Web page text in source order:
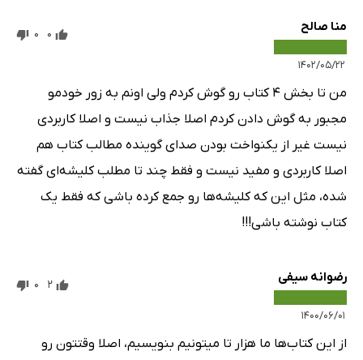
منا صالح
۱۴۰۲/۰۵/۲۲
0
0
من تا بخش ۴ کتاب رو گوش کردم ولی اونم به زور خودمو
مجبور به گوش دادن کردم اصلا جذاب نیست و اصلا کاربردی
نیست غیر از یکنواخت بودن صدای گوینده مطالب کتاب هم
اصلا کاربردی و مفید نیست و فقط چند تا مطلب کلیشه‌ای گفته
شده، مثل این که کلیشه‌ها رو جمع کرده باشی که فقط یک
کتاب نوشته باشی!!!
رضوانه سیفی
۱۴۰۰/۰۶/۰۱
2
0
از این کتاب‌ها ما هزار تا میتونیم بنویسیم، اصلا وقتتون رو